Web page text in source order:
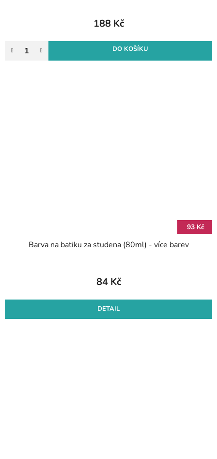
188 Kč
DO KOŠÍKU
93 Kč
Barva na batiku za studena (80ml) - více barev
84 Kč
DETAIL